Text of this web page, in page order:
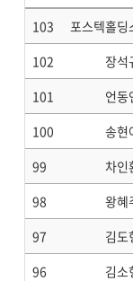
103
포스텍홀딩
102
장석
101
언동
100
송현
99
차인
98
왕혜
97
김도
96
김소